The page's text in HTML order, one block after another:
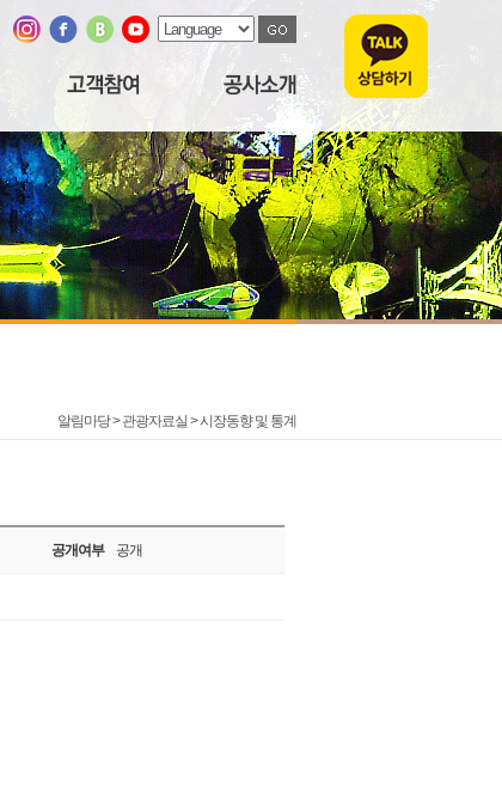
알림마당 > 관광자료실 >시장동향 및 통계
공개여부 공개